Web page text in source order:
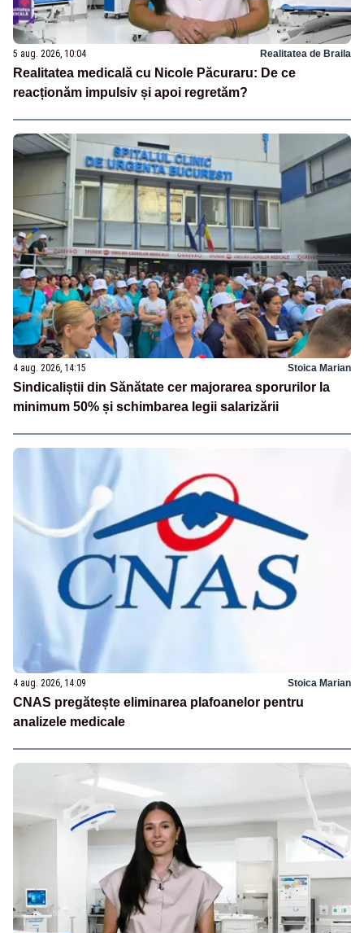
5 aug. 2026, 10:04 Realitatea de Braila
Realitatea medicală cu Nicole Păcuraru: De ce
reacționăm impulsiv și apoi regretăm?
4 aug. 2026, 14:15 Stoica Marian
Sindicaliștii din Sănătate cer majorarea sporurilor la
minimum 50% și schimbarea legii salarizării
4 aug. 2026, 14:09 Stoica Marian
CNAS pregătește eliminarea plafoanelor pentru
analizele medicale